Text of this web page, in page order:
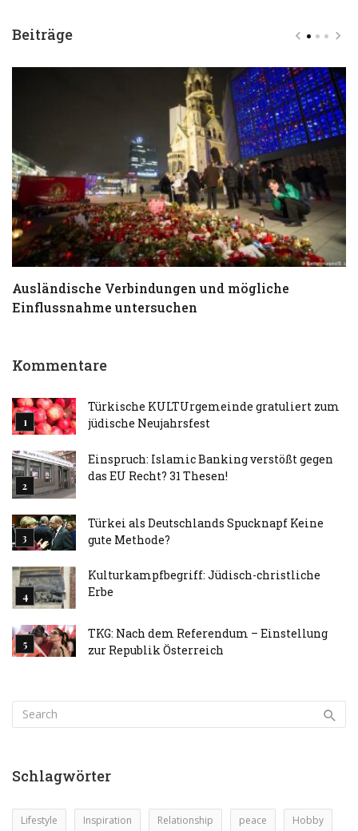
Beiträge
Ausländische Verbindungen und mögliche
Einflussnahme untersuchen
Kommentare
Türkische KULTUrgemeinde gratuliert zum
jüdische Neujahrsfest
Einspruch: Islamic Banking verstößt gegen
das EU Recht? 31 Thesen!
Türkei als Deutschlands Spucknapf Keine
gute Methode?
Kulturkampfbegriff: Jüdisch-christliche
Erbe
TKG: Nach dem Referendum – Einstellung
zur Republik Österreich
Schlagwörter
Lifestyle Inspiration Relationship peace Hobby